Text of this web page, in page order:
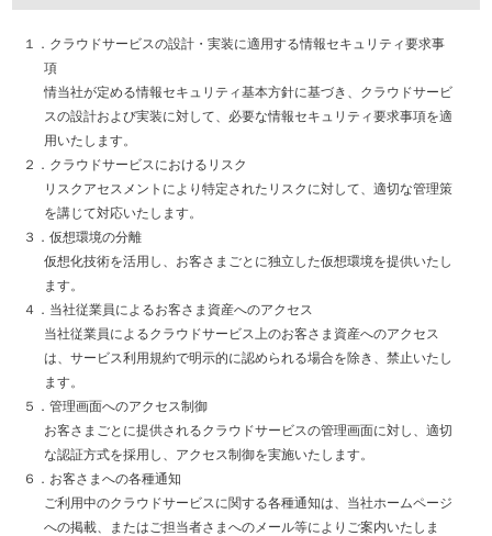
１．クラウドサービスの設計・実装に適用する情報セキュリティ要求事
項
情当社が定める情報セキュリティ基本方針に基づき、クラウドサービ
スの設計および実装に対して、必要な情報セキュリティ要求事項を適
用いたします。
２．クラウドサービスにおけるリスク
リスクアセスメントにより特定されたリスクに対して、適切な管理策
を講じて対応いたします。
３．仮想環境の分離
仮想化技術を活用し、お客さまごとに独立した仮想環境を提供いたし
ます。
４．当社従業員によるお客さま資産へのアクセス
当社従業員によるクラウドサービス上のお客さま資産へのアクセス
は、サービス利用規約で明示的に認められる場合を除き、禁止いたし
ます。
５．管理画面へのアクセス制御
お客さまごとに提供されるクラウドサービスの管理画面に対し、適切
な認証方式を採用し、アクセス制御を実施いたします。
６．お客さまへの各種通知
ご利用中のクラウドサービスに関する各種通知は、当社ホームページ
への掲載、またはご担当者さまへのメール等によりご案内いたしま